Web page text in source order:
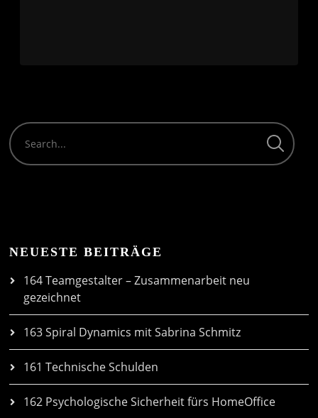
NEUESTE BEITRÄGE
164 Teamgestalter – Zusammenarbeit neu
gezeichnet
163 Spiral Dynamics mit Sabrina Schmitz
161 Technische Schulden
162 Psychologische Sicherheit fürs HomeOffice